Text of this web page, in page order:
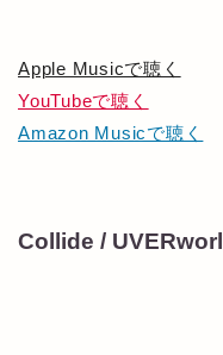
Apple Musicで聴く
YouTubeで聴く
Amazon Musicで聴く
Collide /